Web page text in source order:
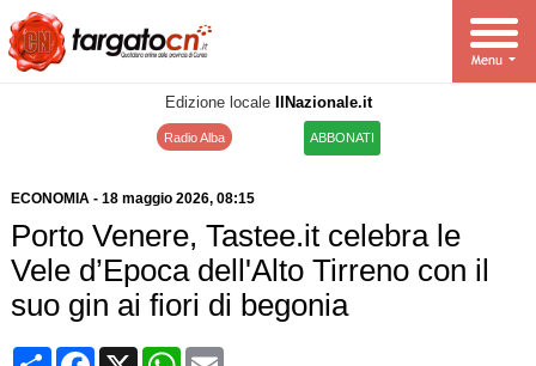
Edizione locale IlNazionale.it
Radio Alba ABBONATI
ECONOMIA- 18 maggio 2026, 08:15
Porto Venere, Tastee.it celebra le
Vele d’Epoca dell'Alto Tirreno con il
suo gin ai fiori di begonia
CondividiFacebook
X WhatsApp
Email